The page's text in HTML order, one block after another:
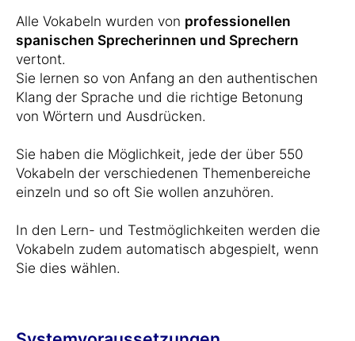
Alle Vokabeln wurden von professionellen
spanischen Sprecherinnen und Sprechern
vertont.
Sie lernen so von Anfang an den authentischen
Klang der Sprache und die richtige Betonung
von Wörtern und Ausdrücken.
Sie haben die Möglichkeit, jede der über 550
Vokabeln der verschiedenen Themenbereiche
einzeln und so oft Sie wollen anzuhören.
In den Lern- und Testmöglichkeiten werden die
Vokabeln zudem automatisch abgespielt, wenn
Sie dies wählen.